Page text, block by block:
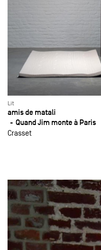
Lit
amis de matali
Quand Jim monte à Paris
Crasset